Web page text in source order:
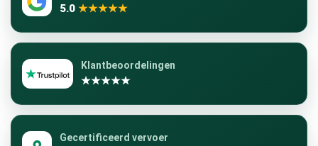
5.0 ★★★★★
Klantbeoordelingen
★★★★★
Gecertificeerd vervoer